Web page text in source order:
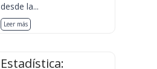
desde la...
Leer más
Estadística: